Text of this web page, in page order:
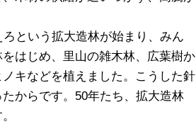
という拡大造林が始まり、みん
はじめ、里山の雑木林、広葉樹か
キなどを植えました。こうした針
からです。50年たち、拡大造林